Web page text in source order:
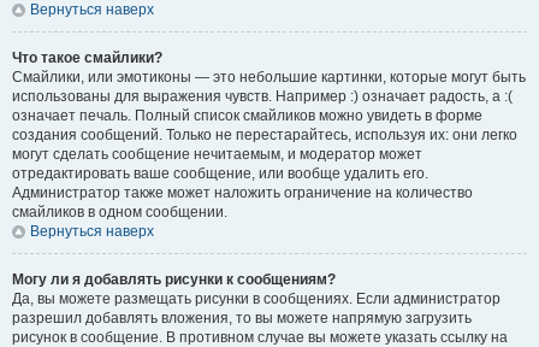
Вернуться наверх
Что такое смайлики?
Смайлики, или эмотиконы — это небольшие картинки, которые могут быть
использованы для выражения чувств. Например :) означает радость, а :(
означает печаль. Полный список смайликов можно увидеть в форме
создания сообщений. Только не перестарайтесь, используя их: они легко
могут сделать сообщение нечитаемым, и модератор может
отредактировать ваше сообщение, или вообще удалить его.
Администратор также может наложить ограничение на количество
смайликов в одном сообщении.
Вернуться наверх
Могу ли я добавлять рисунки к сообщениям?
Да, вы можете размещать рисунки в сообщениях. Если администратор
разрешил добавлять вложения, то вы можете напрямую загрузить
рисунок в сообщение. В противном случае вы можете указать ссылку на